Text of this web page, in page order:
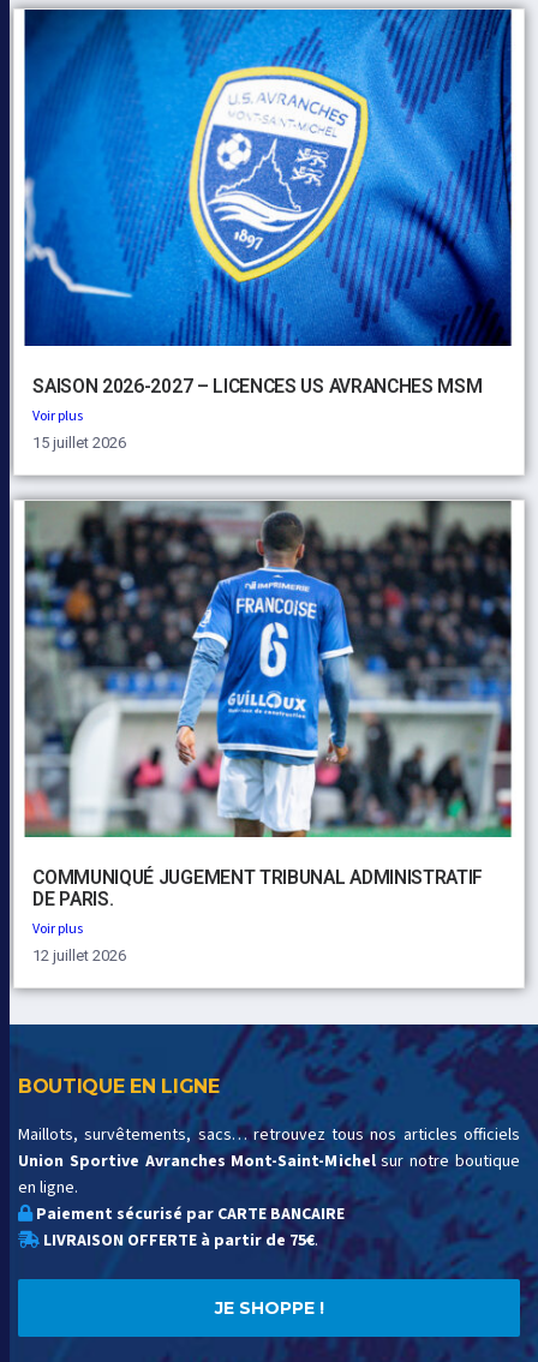
SAISON 2026-2027 – LICENCES US AVRANCHES MSM
Voir plus
15 juillet 2026
COMMUNIQUÉ JUGEMENT TRIBUNAL ADMINISTRATIF
DE PARIS.
Voir plus
12 juillet 2026
BOUTIQUE EN LIGNE
Maillots, survêtements, sacs… retrouvez tous nos articles officiels
Union Sportive Avranches Mont-Saint-Michelsur notre boutique
en ligne.
Paiement sécurisé par CARTE BANCAIRE
LIVRAISON OFFERTE à partir de 75€.
JE SHOPPE !